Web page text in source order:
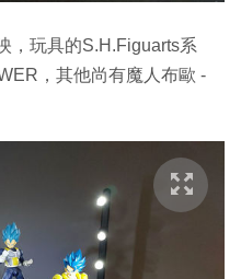
，玩具的S.H.Figuarts系
，其他尚有魔人布歐 -